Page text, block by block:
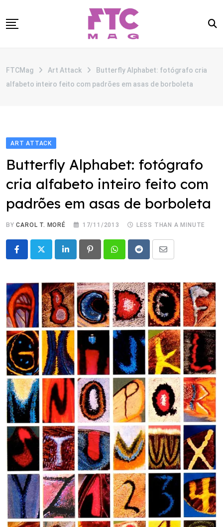
to
CATEGORIAS
FTCMag Art Attack
Butterfly Alphabet: fotógrafo cria
alfabeto inteiro feito com padrões em asas de borboleta
ART ATTACK
Butterfly Alphabet: fotógrafo
cria alfabeto inteiro feito com
padrões em asas de borboleta
BYCAROL T. MORÉ 17/11/2013 LESS THAN A MINUTE
LinkedIn PinterestWhatsappRedditShare
Email